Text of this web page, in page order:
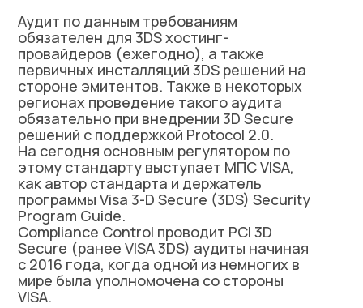
Аудит по данным требованиям
обязателен для 3DS хостинг-
провайдеров (ежегодно), а также
первичных инсталляций 3DS решений на
стороне эмитентов. Также в некоторых
регионах проведение такого аудита
обязательно при внедрении 3D Secure
решений с поддержкой Protocol 2.0.
На сегодня основным регулятором по
этому стандарту выступает МПС VISA,
как автор стандарта и держатель
программы Visa 3-D Secure (3DS) Security
Program Guide.
Compliance Control проводит PCI 3D
Secure (ранее VISA 3DS) аудиты начиная
с 2016 года, когда одной из немногих в
мире была уполномочена со стороны
VISA.